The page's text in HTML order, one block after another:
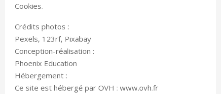
Cookies.
Crédits photos :
Pexels, 123rf, Pixabay
Conception-réalisation :
Phoenix Education
Hébergement :
Ce site est hébergé par OVH : www.ovh.fr